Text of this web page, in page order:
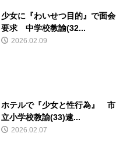
少女に『わいせつ目的』で面会
要求 中学校教諭(32...
2026.02.09
ホテルで『少女と性行為』 市
立小学校教諭(33)逮...
2026.02.07